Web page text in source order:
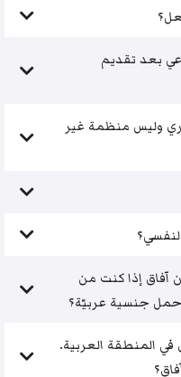
بعد تقديم
وليس منظمة غير
إذا كنت من
جنسية عربيّة؟
في المنطقة العربية.